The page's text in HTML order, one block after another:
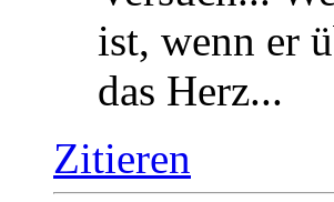
ist, wenn er
das Herz...
Zitieren